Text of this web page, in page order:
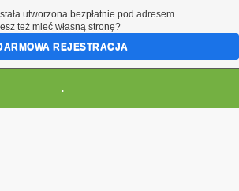
.
utworzona bezpłatnie pod adresem
też mieć własną stronę?
REJESTRACJA